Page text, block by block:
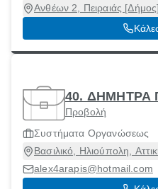
Ανθέων 2, Πειραιάς
40. ΔΗΜΗΤΡΑ
Προβολή
Συστήματα Οργανώσεως
Βασιλικό, Ηλιούπολη,
alex4arapis@hotmail.com